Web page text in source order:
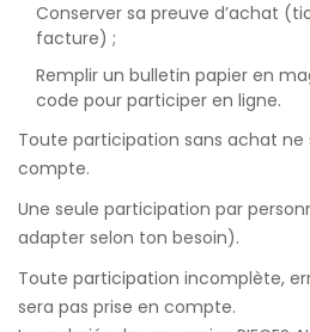
Conserver sa preuve d’achat
facture) ;
Remplir un bulletin papier en
code pour participer en ligne.
Toute participation sans achat ne
compte.
Une seule participation par
adapter selon ton besoin).
Toute participation incomplète,
sera pas prise en compte.